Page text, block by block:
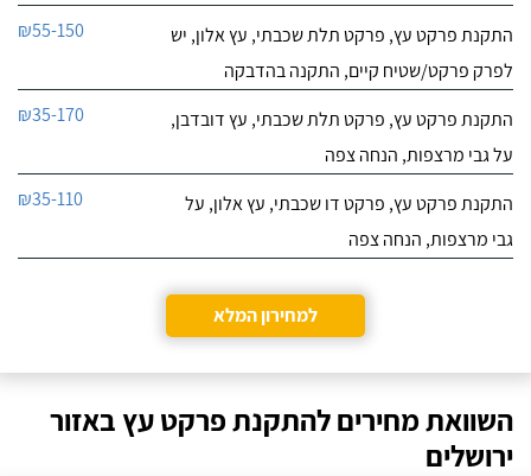
התקנת פרקט עץ, פרקט תלת שכבתי, עץ אלון, יש
לפרק פרקט/שטיח קיים, התקנה בהדבקה
₪55-150
התקנת פרקט עץ, פרקט תלת שכבתי, עץ דובדבן,
על גבי מרצפות, הנחה צפה
₪35-170
התקנת פרקט עץ, פרקט דו שכבתי, עץ אלון, על
גבי מרצפות, הנחה צפה
₪35-110
למחירון המלא
השוואת מחירים להתקנת פרקט עץ באזור
ירושלים